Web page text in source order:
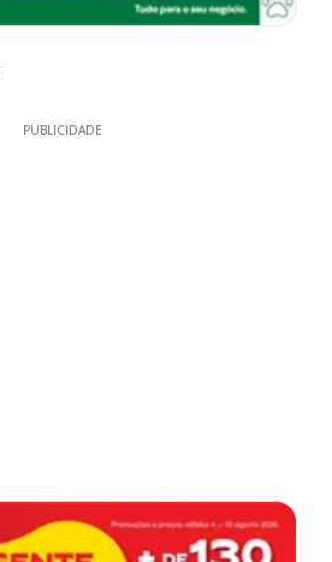
PUBLICIDADE